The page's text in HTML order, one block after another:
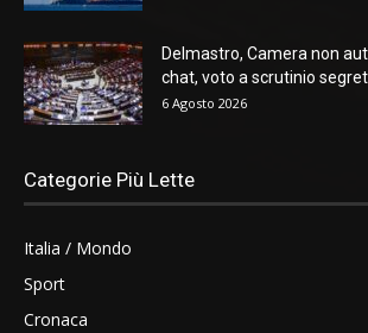
Delmastro, Camera non
chat, voto a scrutinio
6 Agosto 2026
Categorie Più Lette
Italia / Mondo
Sport
Cronaca